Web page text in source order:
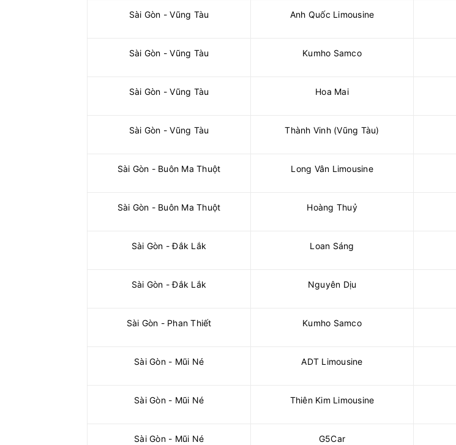
Sài Gòn - Vũng Tàu Anh Quốc Limousine
Sài Gòn - Vũng Tàu Kumho Samco
Sài Gòn - Vũng Tàu Hoa Mai
Sài Gòn - Vũng Tàu Thành Vinh (Vũng Tàu)
Sài Gòn - Buôn Ma Thuột Long Vân Limousine
Sài Gòn - Buôn Ma Thuột Hoàng Thuỷ
Sài Gòn - Đắk Lắk Loan Sáng
Sài Gòn - Đắk Lắk Nguyên Dịu
Sài Gòn - Phan Thiết Kumho Samco
Sài Gòn - Mũi Né ADT Limousine
Sài Gòn - Mũi Né Thiên Kim Limousine
Sài Gòn - Mũi Né G5Car